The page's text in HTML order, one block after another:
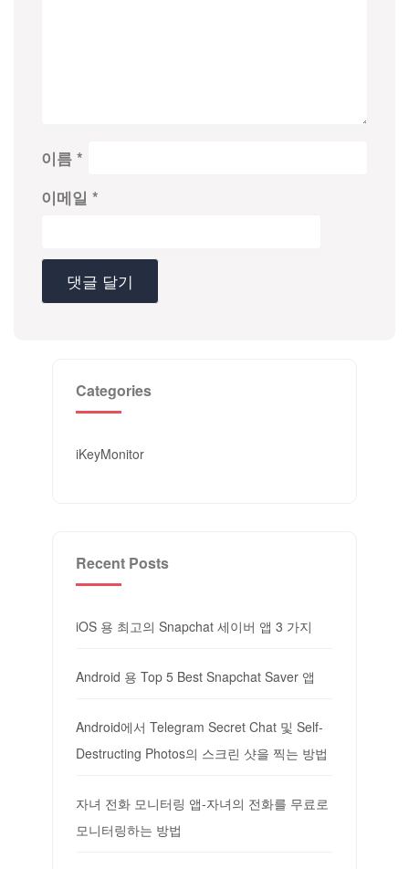
이름 *
이메일 *
Categories
iKeyMonitor
Recent Posts
iOS 용 최고의 Snapchat 세이버 앱 3 가지
Android 용 Top 5 Best Snapchat Saver 앱
Android에서 Telegram Secret Chat 및 Self-
Destructing Photos의 스크린 샷을 찍는 방법
자녀 전화 모니터링 앱-자녀의 전화를 무료로
모니터링하는 방법